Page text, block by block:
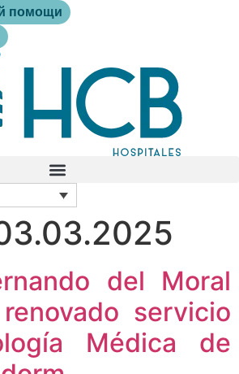
помощи
del Moral
servicio
Médica de